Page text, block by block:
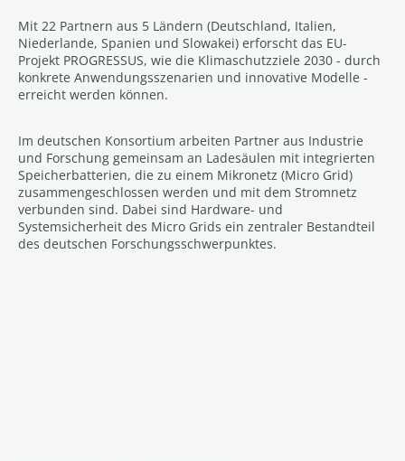
Mit 22 Partnern aus 5 Ländern (Deutschland, Italien,
Niederlande, Spanien und Slowakei) erforscht das EU-
Projekt PROGRESSUS, wie die Klimaschutzziele 2030 - durch
konkrete Anwendungsszenarien und innovative Modelle -
erreicht werden können.
Im deutschen Konsortium arbeiten Partner aus Industrie
und Forschung gemeinsam an Ladesäulen mit integrierten
Speicherbatterien, die zu einem Mikronetz (Micro Grid)
zusammengeschlossen werden und mit dem Stromnetz
verbunden sind. Dabei sind Hardware- und
Systemsicherheit des Micro Grids ein zentraler Bestandteil
des deutschen Forschungsschwerpunktes.